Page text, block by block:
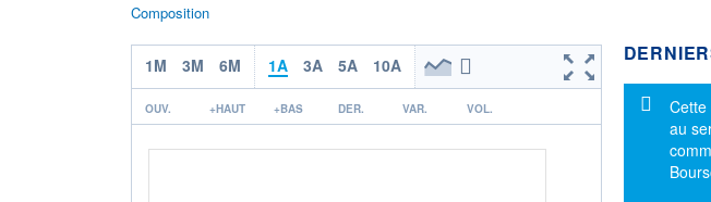
Composition
1M 3M 6M 1A 3A 5A 10A
OUV. +HAUT +BAS DER. VAR. VOL.
au